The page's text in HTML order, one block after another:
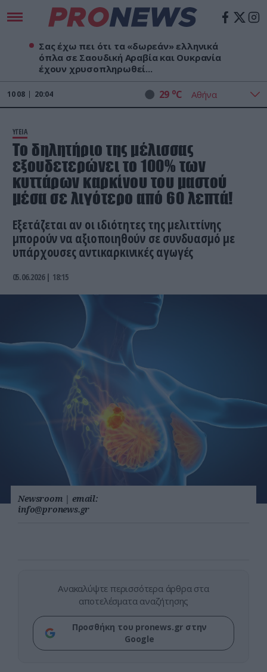
Σας έχω πει ότι τα «δωρεάν» ελληνικά
όπλα σε Σαουδική Αραβία και Ουκρανία
έχουν χρυσοπληρωθεί...
10 08 20:04 29 oC
ΥΓΕΙΑ
Το δηλητήριο της μέλισσας
εξουδετερώνει το 100% των
κυττάρων καρκίνου του μαστού
μέσα σε λιγότερο από 60 λεπτά!
Εξετάζεται αν οι ιδιότητες της μελιττίνης
μπορούν να αξιοποιηθούν σε συνδυασμό με
υπάρχουσες αντικαρκινικές αγωγές
05.06.2026 | 18:15
Newsroom | email:
info@pronews.gr
Ανακαλύψτε περισσότερα άρθρα στα
αποτελέσματα αναζήτησης
Προσθήκη του pronews.gr στην
Google